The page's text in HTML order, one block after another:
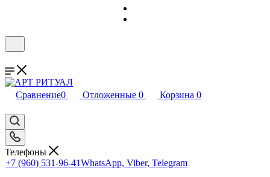
Сравнение0 Отложенные 0 Корзина 0
Телефоны
+7 (960) 531-96-41WhatsApp, Viber, Telegram